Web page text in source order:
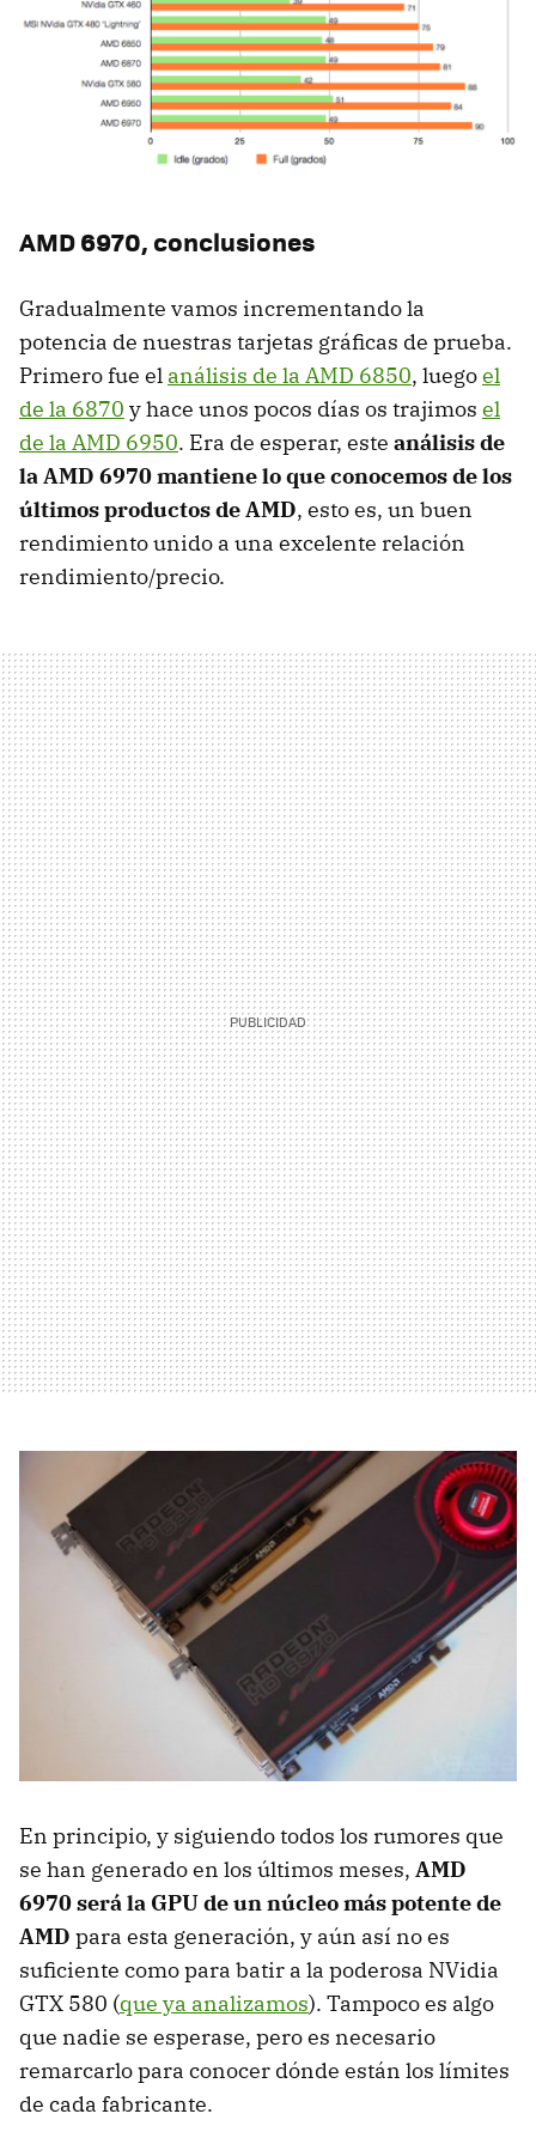
AMD6970, conclusiones
Gradualmente vamos incrementando la
potencia de nuestras tarjetas gráficas de prueba.
Primero fue el análisis de la AMD 6850, luegoel
de la 6870 y hace unos pocos días os trajimos el
de la AMD 6950. Era de esperar, este análisis de
laAMD 6970 mantiene lo que conocemos de los
últimos productos de AMD, esto es, un buen
rendimiento unido a una excelente relación
rendimiento/precio.
En principio, y siguiendo todos los rumores que
se han generado en los últimos meses, AMD
6970 será la GPUde un núcleo más potente de
AMD para esta generación, y aún así no es
suficiente como para batir a la poderosa NVidia
GTX 580 (que ya analizamos). Tampoco es algo
que nadie se esperase, pero es necesario
remarcarlo para conocer dónde están los límites
de cada fabricante.